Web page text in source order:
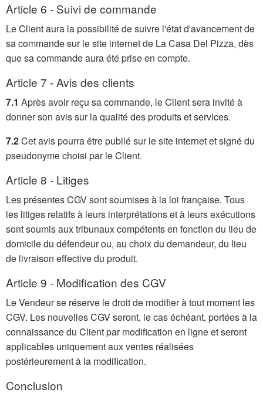
Article 6 - Suivi de commande
Le Client aura la possibilité de suivre l'état d'avancement de
sa commande sur le site internet de La Casa Del Pizza, dès
que sa commande aura été prise en compte.
Article 7 - Avis des clients
7.1 Après avoir reçu sa commande, le Client sera invité à
donner son avis sur la qualité des produits et services.
7.2Cet avis pourra être publié sur le site internet et signé du
pseudonyme choisi par le Client.
Article 8 - Litiges
Les présentes CGV sont soumises à la loi française. Tous
les litiges relatifs à leurs interprétations et à leurs exécutions
sont soumis aux tribunaux compétents en fonction du lieu de
domicile du défendeur ou, au choix du demandeur, du lieu
de livraison effective du produit.
Article 9 - Modification des CGV
Le Vendeur se réserve le droit de modifier à tout moment les
CGV. Les nouvelles CGV seront, le cas échéant, portées à la
connaissance du Client par modification en ligne et seront
applicables uniquement aux ventes réalisées
postérieurement à la modification.
Conclusion